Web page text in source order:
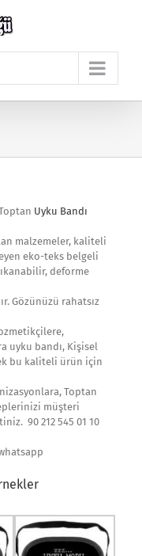
Uyku Bandı
malzemeler, kaliteli
eko-teks belgeli
deforme
Gözünüzü rahatsız
uyku bandı, Kişisel
bu kaliteli ürün için
Toptan
müşteri
90 212 545 01 10
whatsapp